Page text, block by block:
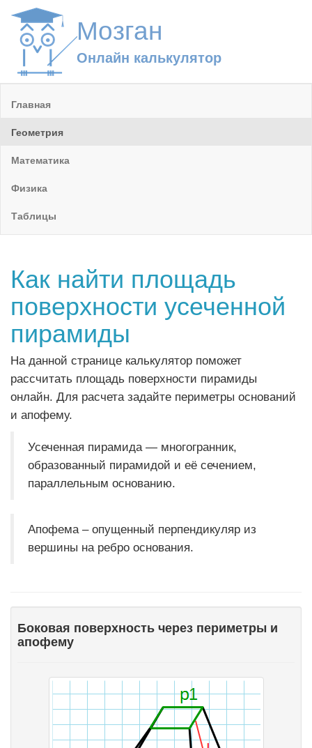
Мозган
Онлайн калькулятор
Главная
Геометрия
Математика
Физика
Таблицы
Как найти площадь
поверхности усеченной
пирамиды
На данной странице калькулятор поможет
рассчитать площадь поверхности пирамиды
онлайн. Для расчета задайте периметры оснований
и апофему.
Усеченная пирамида — многогранник,
образованный пирамидой и её сечением,
параллельным основанию.
Апофема – опущенный перпендикуляр из
вершины на ребро основания.
Боковая поверхность через периметры и
апофему